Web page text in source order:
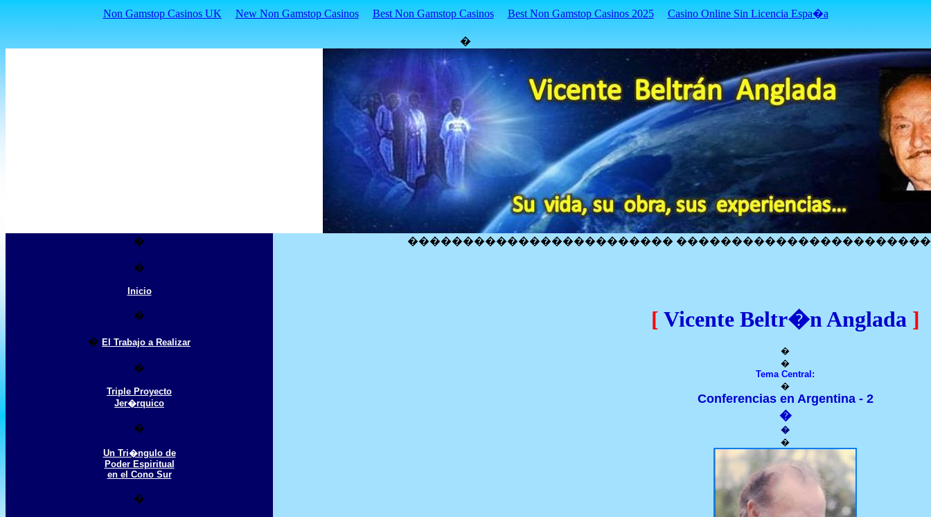
Non Gamstop Casinos UK New Non Gamstop Casinos Best Non Gamstop Casinos Best Non Gamstop Casinos 2025 Casino Online Sin Licencia Espa�a
�
�
�
Inicio
�
� El Trabajo a Realizar
�
Triple Proyecto
Jer�rquico
�
Un Tri�ngulo de
Poder Espiritual
en el Cono Sur
�
������������������������
[ Vicente Beltr�n Anglada ]
�
�
Tema Central:
�
Conferencias en Argentina - 2
�
�
�